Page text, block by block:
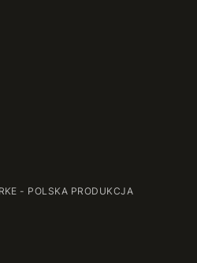
- POLSKA PRODUKCJA